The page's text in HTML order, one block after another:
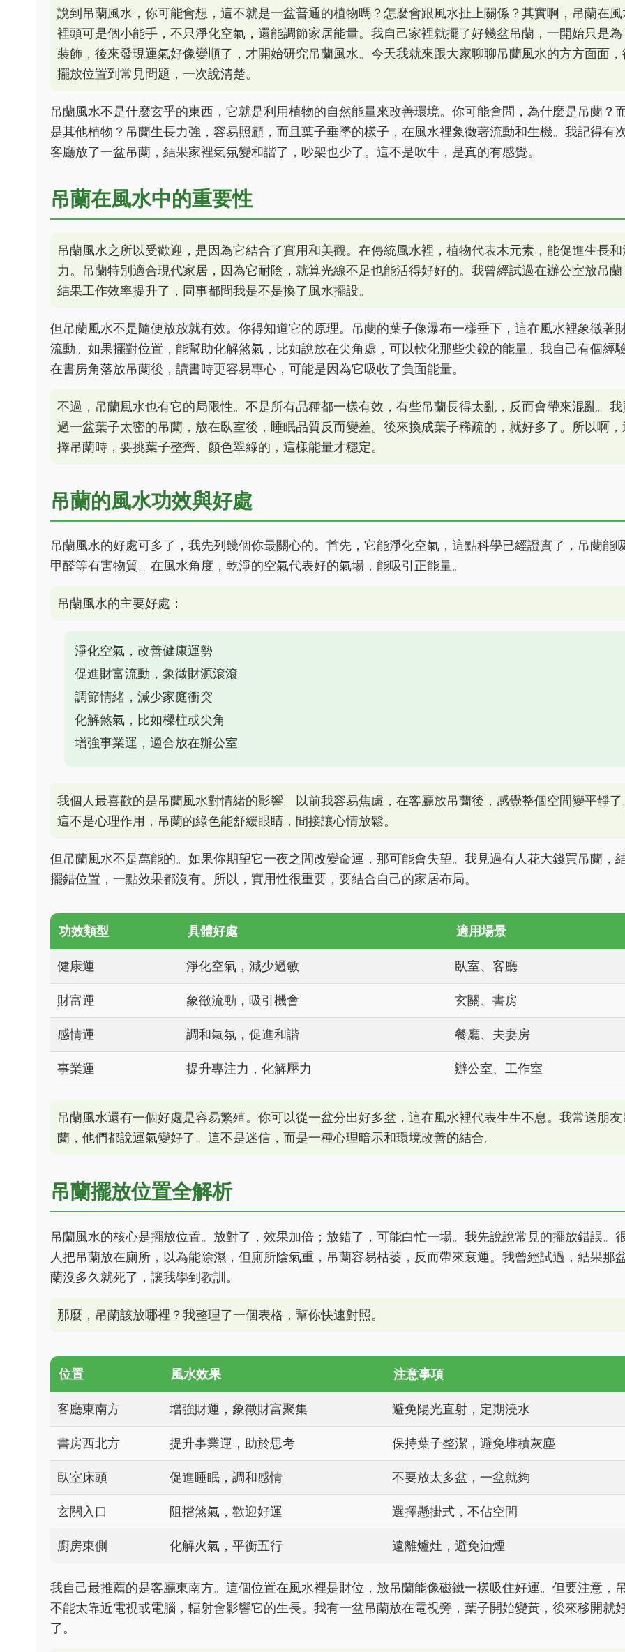
說到吊蘭風水，你可能會想，這不就是一盆普通的植物嗎？怎麼會跟風水扯上關係？其實啊，吊蘭在風
裡頭可是個小能手，不只淨化空氣，還能調節家居能量。我自己家裡就擺了好幾盆吊蘭，一開始只是為
裝飾，後來發現運氣好像變順了，才開始研究吊蘭風水。今天我就來跟大家聊聊吊蘭風水的方方面面，
擺放位置到常見問題，一次說清楚。
吊蘭風水不是什麼玄乎的東西，它就是利用植物的自然能量來改善環境。你可能會問，為什麼是吊蘭？
是其他植物？吊蘭生長力強，容易照顧，而且葉子垂墜的樣子，在風水裡象徵著流動和生機。我記得有
客廳放了一盆吊蘭，結果家裡氣氛變和諧了，吵架也少了。這不是吹牛，是真的有感覺。
吊蘭在風水中的重要性
吊蘭風水之所以受歡迎，是因為它結合了實用和美觀。在傳統風水裡，植物代表木元素，能促進生長和
力。吊蘭特別適合現代家居，因為它耐陰，就算光線不足也能活得好好的。我曾經試過在辦公室放吊蘭
結果工作效率提升了，同事都問我是不是換了風水擺設。
但吊蘭風水不是隨便放放就有效。你得知道它的原理。吊蘭的葉子像瀑布一樣垂下，這在風水裡象徵著
流動。如果擺對位置，能幫助化解煞氣，比如說放在尖角處，可以軟化那些尖銳的能量。我自己有個經
在書房角落放吊蘭後，讀書時更容易專心，可能是因為它吸收了負面能量。
不過，吊蘭風水也有它的局限性。不是所有品種都一樣有效，有些吊蘭長得太亂，反而會帶來混亂。我
過一盆葉子太密的吊蘭，放在臥室後，睡眠品質反而變差。後來換成葉子稀疏的，就好多了。所以啊，
擇吊蘭時，要挑葉子整齊、顏色翠綠的，這樣能量才穩定。
吊蘭的風水功效與好處
吊蘭風水的好處可多了，我先列幾個你最關心的。首先，它能淨化空氣，這點科學已經證實了，吊蘭能
甲醛等有害物質。在風水角度，乾淨的空氣代表好的氣場，能吸引正能量。
吊蘭風水的主要好處：
淨化空氣，改善健康運勢
促進財富流動，象徵財源滾滾
調節情緒，減少家庭衝突
化解煞氣，比如樑柱或尖角
增強事業運，適合放在辦公室
我個人最喜歡的是吊蘭風水對情緒的影響。以前我容易焦慮，在客廳放吊蘭後，感覺整個空間變平靜了
這不是心理作用，吊蘭的綠色能舒緩眼睛，間接讓心情放鬆。
但吊蘭風水不是萬能的。如果你期望它一夜之間改變命運，那可能會失望。我見過有人花大錢買吊蘭，
擺錯位置，一點效果都沒有。所以，實用性很重要，要結合自己的家居布局。
功效類型 具體好處 適用場景
健康運 淨化空氣，減少過敏 臥室、客廳
財富運 象徵流動，吸引機會 玄關、書房
感情運 調和氣氛，促進和諧 餐廳、夫妻房
事業運 提升專注力，化解壓力 辦公室、工作室
吊蘭風水還有一個好處是容易繁殖。你可以從一盆分出好多盆，這在風水裡代表生生不息。我常送朋友
蘭，他們都說運氣變好了。這不是迷信，而是一種心理暗示和環境改善的結合。
吊蘭擺放位置全解析
吊蘭風水的核心是擺放位置。放對了，效果加倍；放錯了，可能白忙一場。我先說說常見的擺放錯誤。
人把吊蘭放在廁所，以為能除濕，但廁所陰氣重，吊蘭容易枯萎，反而帶來衰運。我曾經試過，結果那
蘭沒多久就死了，讓我學到教訓。
那麼，吊蘭該放哪裡？我整理了一個表格，幫你快速對照。
位置 風水效果 注意事項
客廳東南方 增強財運，象徵財富聚集 避免陽光直射，定期澆水
書房西北方 提升事業運，助於思考 保持葉子整潔，避免堆積灰塵
臥室床頭 促進睡眠，調和感情 不要放太多盆，一盆就夠
玄關入口 阻擋煞氣，歡迎好運 選擇懸掛式，不佔空間
廚房東側 化解火氣，平衡五行 遠離爐灶，避免油煙
我自己最推薦的是客廳東南方。這個位置在風水裡是財位，放吊蘭能像磁鐵一樣吸住好運。但要注意，
不能太靠近電視或電腦，輻射會影響它的生長。我有一盆吊蘭放在電視旁，葉子開始變黃，後來移開就
了。